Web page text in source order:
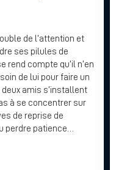
de l’attention et
ses pilules de
rend compte qu’il n’en
de lui pour faire un
amis s’installent
à se concentrer sur
de reprise de
perdre patience…